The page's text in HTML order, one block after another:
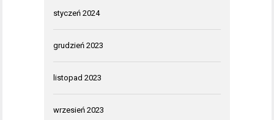
styczeń 2024
grudzień 2023
listopad 2023
wrzesień 2023